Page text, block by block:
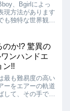
、Bgirlによっ
現方法があります
も独特な世界観に
のか!? 驚異の
ンハンドエ
ン!!
最も難易度の高い
ーをエアーの軌道
して、その手でま